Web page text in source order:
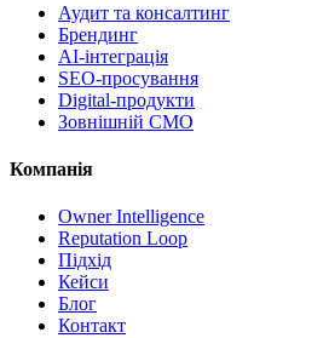
Аудит та консалтинг
Брендинг
AI-інтеграція
SEO-просування
Digital-продукти
Зовнішній CMO
Компанія
Owner Intelligence
Reputation Loop
Підхід
Кейси
Блог
Контакт